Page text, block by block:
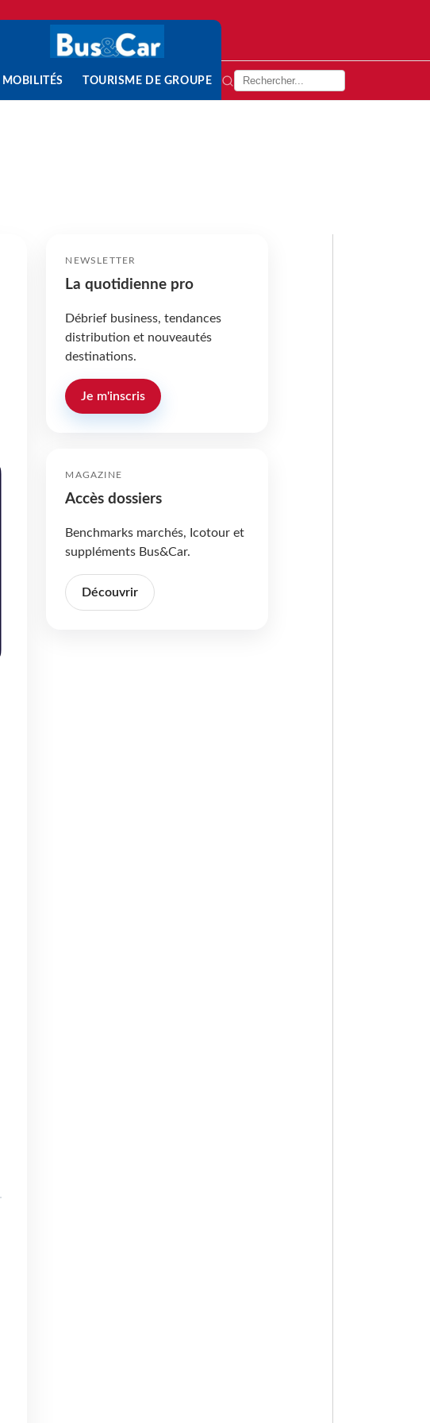
MOBILITÉS TOURISME DE GROUPE
NEWSLETTER
La quotidienne pro
Débrief business, tendances
distribution et nouveautés
destinations.
Je m'inscris
MAGAZINE
Accès dossiers
Benchmarks marchés, Icotour et
suppléments Bus&Car.
Découvrir